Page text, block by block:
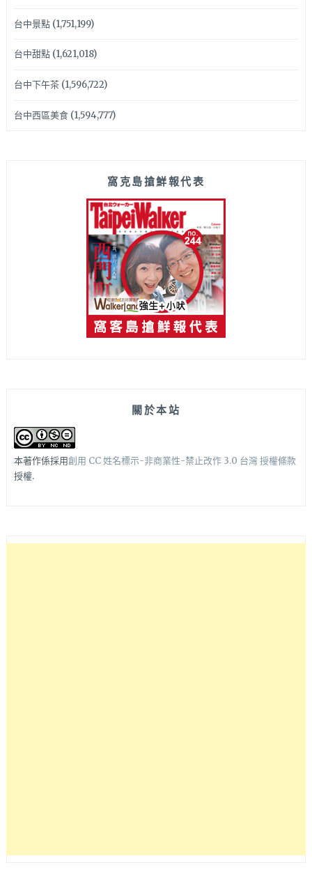
台中景點(1,751,199)
台中甜點(1,621,018)
台中下午茶(1,596,722)
台中西區美食(1,594,777)
窩克島搶鮮報代表
關於本站
本著作係採用創用 CC 姓名標示-非商業性-禁止改作 3.0 台灣 授權條款
授權.